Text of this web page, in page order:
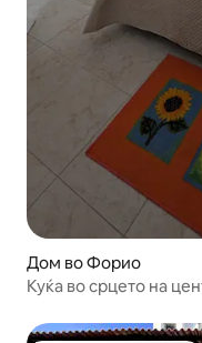
Дом во Форио
Куќа во срцето на